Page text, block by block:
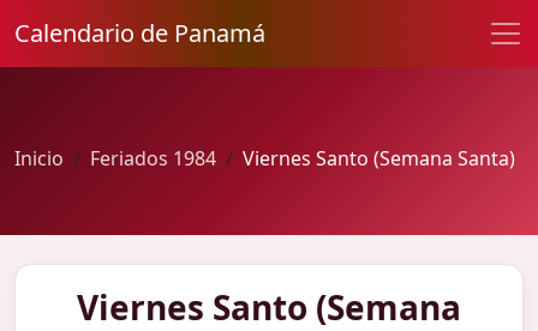
Calendario de Panamá
Inicio Feriados 1984 Viernes Santo (Semana Santa)
Viernes Santo (Semana